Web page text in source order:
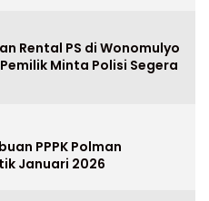
Rental PS di Wonomulyo
Minta Polisi Segera
PPPK Polman
Januari 2026